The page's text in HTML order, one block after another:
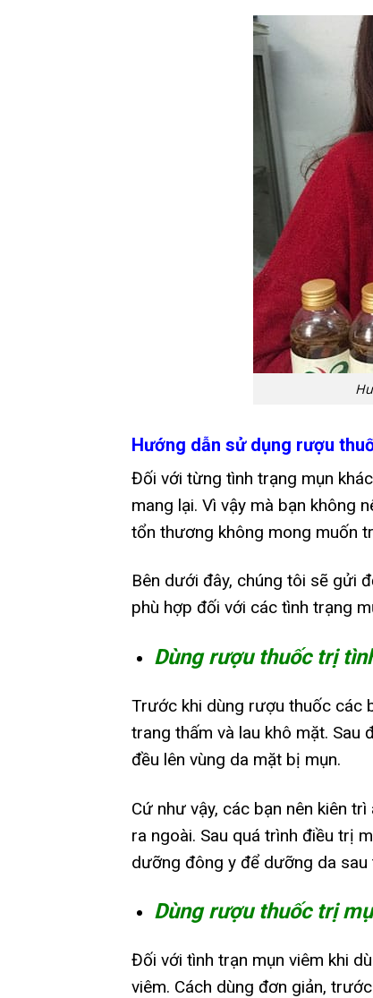
Hướng dẫn sử dụng rượu
Đối với từng tình trạng mụn
mang lại. Vì vậy mà bạn không
tổn thương không mong muốn
Bên dưới đây, chúng tôi sẽ gửi
phù hợp đối với các tình trạng
Dùng rượu thuốc trị
Trước khi dùng rượu thuốc các
trang thấm và lau khô mặt.
đều lên vùng da mặt bị mụn.
Cứ như vậy, các bạn nên kiên
ra ngoài. Sau quá trình điều trị
dưỡng đông y để dưỡng da sau
Dùng rượu thuốc trị
Đối với tình trạn mụn viêm khi
viêm. Cách dùng đơn giản,